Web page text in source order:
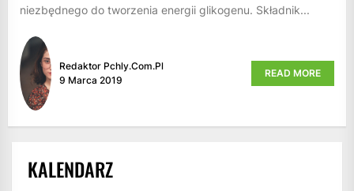
niezbędnego do tworzenia energii glikogenu. Składnik...
Redaktor Pchly.com.pl
9 Marca 2019
READ MORE
KALENDARZ